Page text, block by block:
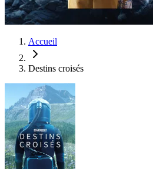
Accueil
Destins croisés